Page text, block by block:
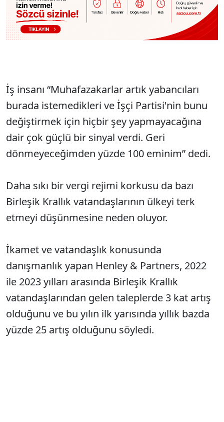
İş insanı “Muhafazakarlar artık yabancıları
burada istemedikleri ve İşçi Partisi'nin bunu
değiştirmek için hiçbir şey yapmayacağına
dair çok güçlü bir sinyal verdi. Geri
dönmeyeceğimden yüzde 100 eminim” dedi.
Daha sıkı bir vergi rejimi korkusu da bazı
Birleşik Krallık vatandaşlarının ülkeyi terk
etmeyi düşünmesine neden oluyor.
İkamet ve vatandaşlık konusunda
danışmanlık yapan Henley & Partners, 2022
ile 2023 yılları arasında Birleşik Krallık
vatandaşlarından gelen taleplerde 3 kat artış
olduğunu ve bu yılın ilk yarısında yıllık bazda
yüzde 25 artış olduğunu söyledi.